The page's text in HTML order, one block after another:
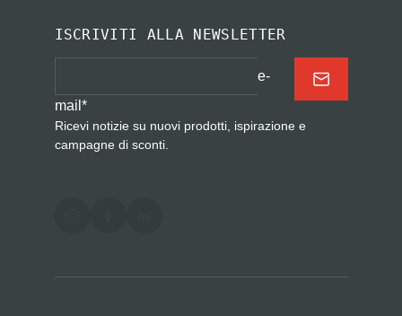
ISCRIVITI ALLA NEWSLETTER
e-
mail *
Ricevi notizie su nuovi prodotti, ispirazione e
campagne di sconti.